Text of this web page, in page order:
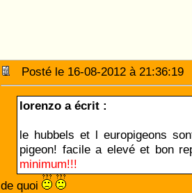
Posté le 16-08-2012 à
lorenzo a écrit :
le hubbels et l europigeons
pigeon! facile a elevé et bon
minimum!!!
de quoi